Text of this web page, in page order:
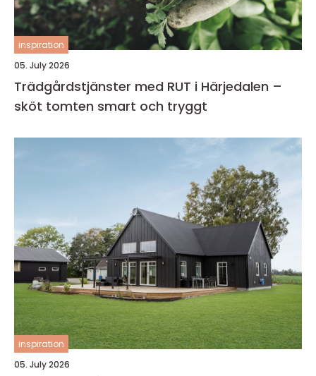
inspiration
05. July 2026
Trädgårdstjänster med RUT i Härjedalen –
sköt tomten smart och tryggt
inspiration
05. July 2026